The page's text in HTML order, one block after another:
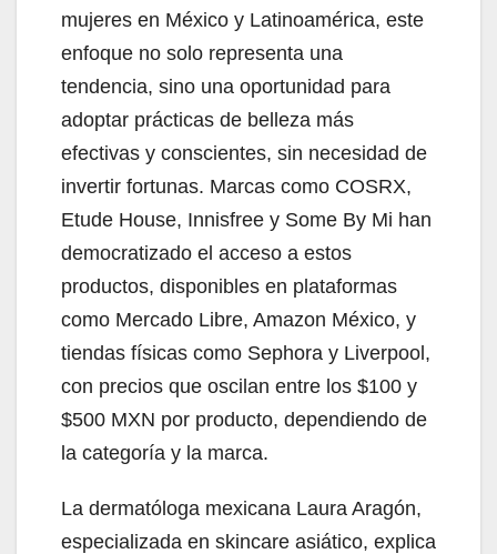
mujeres en México y Latinoamérica, este
enfoque no solo representa una
tendencia, sino una oportunidad para
adoptar prácticas de belleza más
efectivas y conscientes, sin necesidad de
invertir fortunas. Marcas como COSRX,
Etude House, Innisfree y Some By Mi han
democratizado el acceso a estos
productos, disponibles en plataformas
como Mercado Libre, Amazon México, y
tiendas físicas como Sephora y Liverpool,
con precios que oscilan entre los $100 y
$500 MXN por producto, dependiendo de
la categoría y la marca.
La dermatóloga mexicana Laura Aragón,
especializada en skincare asiático, explica